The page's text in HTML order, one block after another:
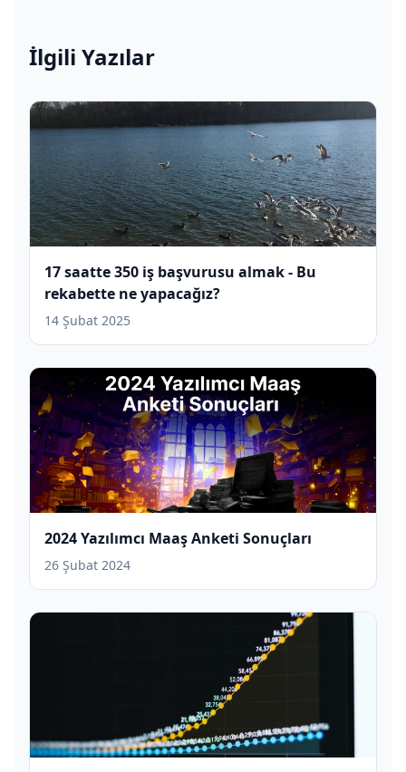
İlgili Yazılar
17 saatte 350 iş başvurusu almak - Bu
rekabette ne yapacağız?
14 Şubat 2025
2024 Yazılımcı Maaş Anketi Sonuçları
26 Şubat 2024